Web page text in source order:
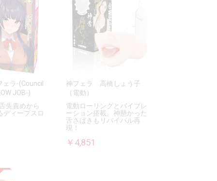
ェラ-(Council
JOB-)
先責めから
ディープスロ
神フェラ 高橋しょう子
（電動）
電動ローリングとバイブレ
ーション搭載。神懸かった
舌さばきもリバイバル再
現！
￥4,851